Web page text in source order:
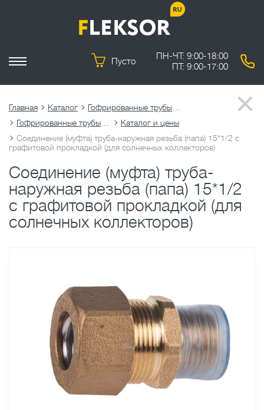
Пусто
ПН-ЧТ: 9:00-18:00
ПТ: 9:00-17:00
Главная Каталог
Каталог и цены
Соединение (муфта) труба-наружная резьба (папа) 15*1/2 c
графитовой прокладкой (для солнечных коллекторов)
Соединение (муфта) труба-
наружная резьба (папа) 15*1/2
c графитовой прокладкой (для
солнечных коллекторов)